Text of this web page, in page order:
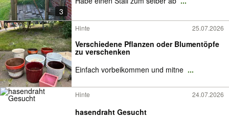
3
Hinte 25.07.2026
Verschiedene Pflanzen oder Blumentöpfe
zu verschenken
Einfach vorbeikommen und mitne ...
Hinte 24.07.2026
hasendraht Gesucht